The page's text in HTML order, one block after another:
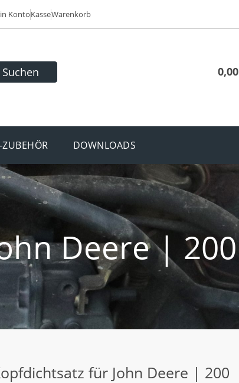
KontoKasseWarenkorb
Suchen 0,00
DOWNLOADS
Deere | 200
für John Deere | 200